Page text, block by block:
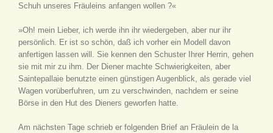
Schuh unseres Fräuleins anfangen wollen ?«
»Oh! mein Lieber, ich werde ihn ihr wiedergeben, aber nur ihr
persönlich. Er ist so schön, daß ich vorher ein Modell davon
anfertigen lassen will. Sie kennen den Schuster Ihrer Herrin, gehen
sie mit mir zu ihm. Der Diener machte Schwierigkeiten, aber
Saintepallaie benutzte einen günstigen Augenblick, als gerade viel
Wagen vorüberfuhren, um zu verschwinden, nachdem er seine
Börse in den Hut des Dieners geworfen hatte.
Am nächsten Tage schrieb er folgenden Brief an Fräulein de la